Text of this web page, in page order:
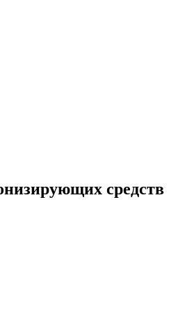
средств